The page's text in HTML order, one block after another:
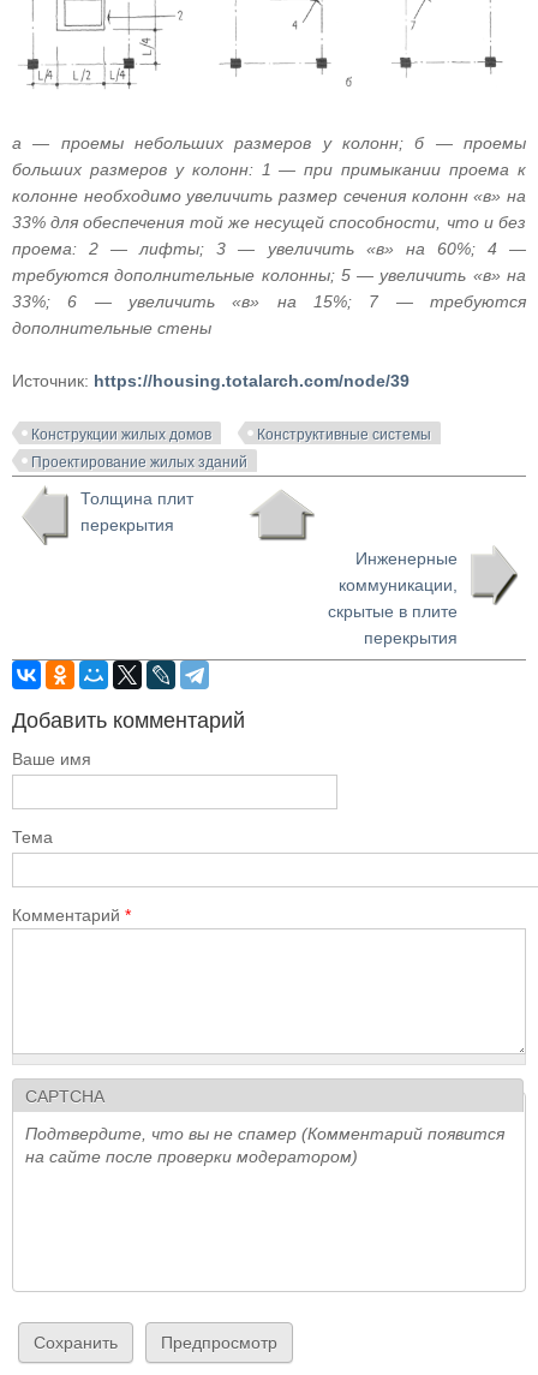
а — проемы небольших размеров у колонн; б — проемы
больших размеров у колонн: 1 — при примыкании проема к
колонне необходимо увеличить размер сечения колонн «в» на
33% для обеспечения той же несущей способности, что и без
проема: 2 — лифты; 3 — увеличить «в» на 60%; 4 —
требуются дополнительные колонны; 5 — увеличить «в» на
33%; 6 — увеличить «в» на 15%; 7 — требуются
дополнительные стены
Источник: https://housing.totalarch.com/node/39
Конструкции жилых домов
Конструктивные системы
Проектирование жилых зданий
Толщина плит
перекрытия
Инженерные
коммуникации,
скрытые в плите
перекрытия
Добавить комментарий
Ваше имя
Тема
Комментарий *
CAPTCHA
Подтвердите, что вы не спамер (Комментарий появится
на сайте после проверки модератором)